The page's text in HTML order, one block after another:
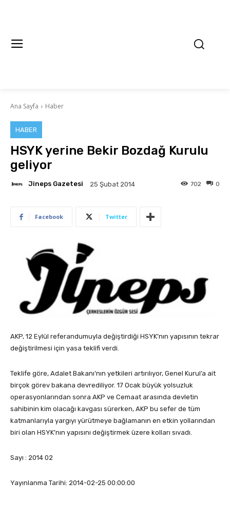
Ana Sayfa Haber
HABER
HSYK yerine Bekir Bozdağ Kurulu
geliyor
Jineps Gazetesi 25 Şubat 2014 0
702
Facebook Twitter
AKP, 12 Eylül referandumuyla değiştirdiği HSYK’nın yapısının tekrar
değiştirilmesi için yasa teklifi verdi.
Teklife göre, Adalet Bakanı’nın yetkileri artırılıyor, Genel Kurul’a ait
birçok görev bakana devrediliyor. 17 Ocak büyük yolsuzluk
operasyonlarından sonra AKP ve Cemaat arasında devletin
sahibinin kim olacağı kavgası sürerken, AKP bu sefer de tüm
katmanlarıyla yargıyı yürütmeye bağlamanın en etkin yollarından
biri olan HSYK’nın yapısını değiştirmek üzere kolları sıvadı.
Sayı : 2014 02
Yayınlanma Tarihi: 2014-02-25 00:00:00